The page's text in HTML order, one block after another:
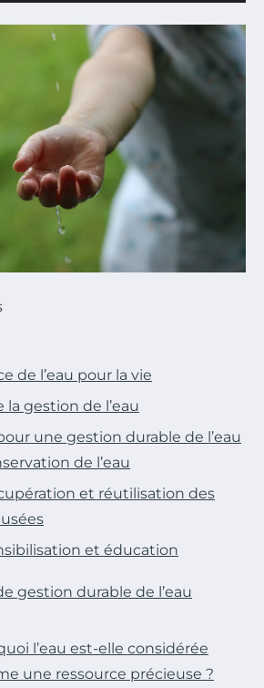
de l’eau pour la vie
la gestion de l’eau
une gestion durable de l’eau
de l’eau
et réutilisation des
et éducation
gestion durable de l’eau
l’eau est-elle considérée
une ressource précieuse ?